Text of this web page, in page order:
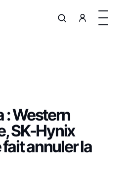
: Western
SK-Hynix
annuler la